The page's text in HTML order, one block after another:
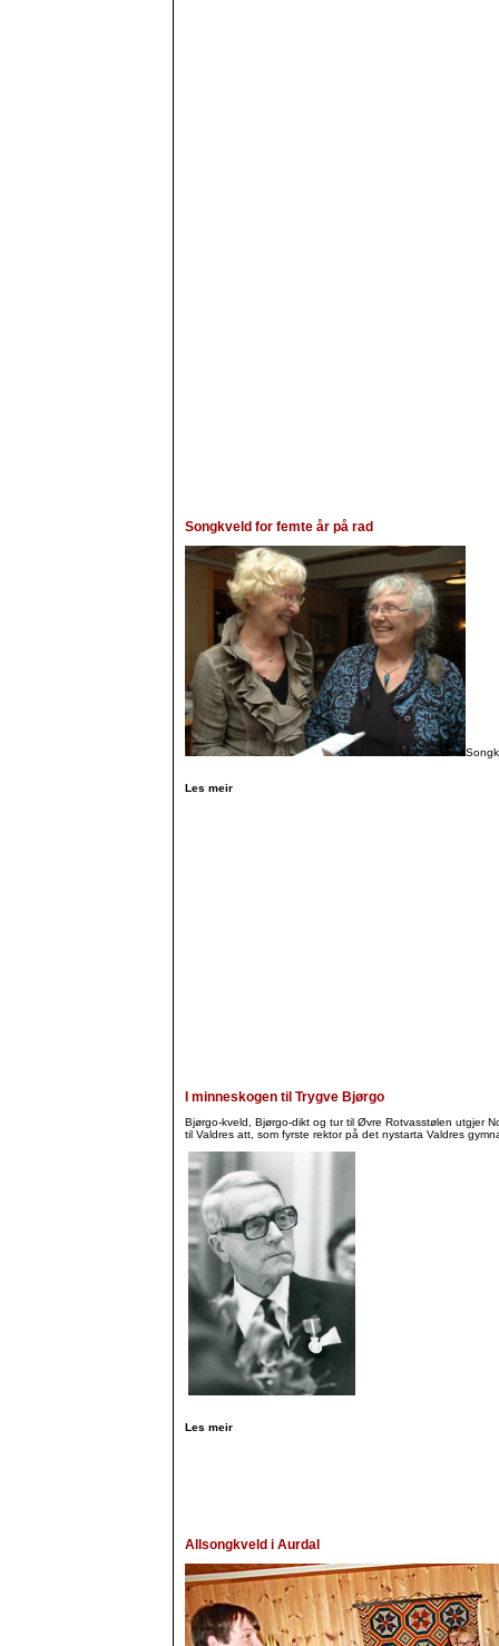
Songkveld for femte år på rad
Les meir
I minneskogen til Trygve Bjørgo
Bjørgo-kveld, Bjørgo-dikt og tur til Øvre Rotvasstølen utgjer
til Valdres att, som fyrste rektor på det nystarta Valdres
Les meir
Allsongkveld i Aurdal